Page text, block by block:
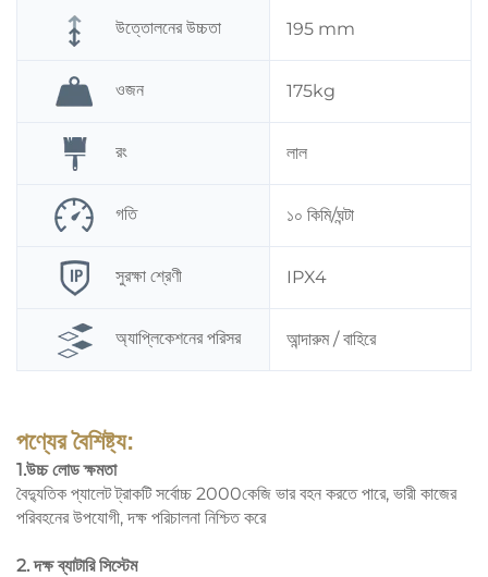
উত্তোলনের উচ্চতা 195 mm
ওজন 175kg
রং লাল
গতি ১০ কিমি/ঘন্টা
সুরক্ষা শ্রেণী IPX4
অ্যাপ্লিকেশনের পরিসর আন্দারুম / বাহিরে
পণ্যের বৈশিষ্ট্য:
1.উচ্চ লোড ক্ষমতা
বৈদ্যুতিক প্যালেট ট্রাকটি সর্বোচ্চ 2000কেজি ভার বহন করতে পারে, ভারী কাজের
পরিবহনের উপযোগী, দক্ষ পরিচালনা নিশ্চিত করে
2. দক্ষ ব্যাটারি সিস্টেম